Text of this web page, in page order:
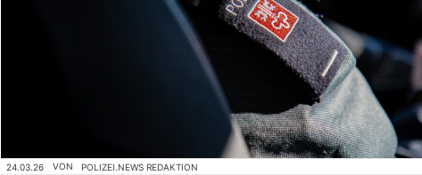
24.03.26 VON POLIZEI.NEWS REDAKTION